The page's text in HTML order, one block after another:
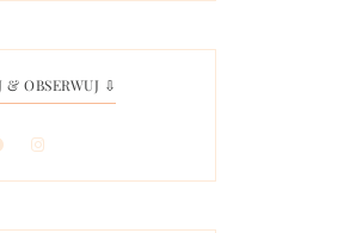
& OBSERWUJ ⇩